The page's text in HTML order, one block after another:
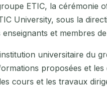
ETIC, la cérémonie
University, sous la
et membres de
universitaire du
proposées et
cours et les travaux